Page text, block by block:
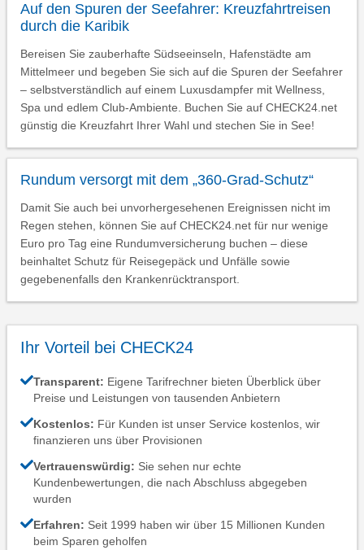
Auf den Spuren der Seefahrer: Kreuzfahrtreisen
durch die Karibik
Bereisen Sie zauberhafte Südseeinseln, Hafenstädte am
Mittelmeer und begeben Sie sich auf die Spuren der Seefahrer
– selbstverständlich auf einem Luxusdampfer mit Wellness,
Spa und edlem Club-Ambiente. Buchen Sie auf CHECK24.net
günstig die Kreuzfahrt Ihrer Wahl und stechen Sie in See!
Rundum versorgt mit dem „360-Grad-Schutz“
Damit Sie auch bei unvorhergesehenen Ereignissen nicht im
Regen stehen, können Sie auf CHECK24.net für nur wenige
Euro pro Tag eine Rundumversicherung buchen – diese
beinhaltet Schutz für Reisegepäck und Unfälle sowie
gegebenenfalls den Krankenrücktransport.
Ihr Vorteil bei CHECK24
Transparent: Eigene Tarifrechner bieten Überblick über
Preise und Leistungen von tausenden Anbietern
Kostenlos: Für Kunden ist unser Service kostenlos, wir
finanzieren uns über Provisionen
Vertrauenswürdig: Sie sehen nur echte
Kundenbewertungen, die nach Abschluss abgegeben
wurden
Erfahren: Seit 1999 haben wir über 15 Millionen Kunden
beim Sparen geholfen